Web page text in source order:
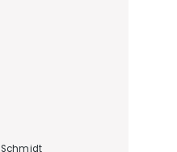
Schmidt